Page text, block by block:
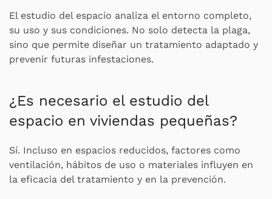
El estudio del espacio analiza el entorno completo,
su uso y sus condiciones. No solo detecta la plaga,
sino que permite diseñar un tratamiento adaptado y
prevenir futuras infestaciones.
¿Es necesario el estudio del
espacio en viviendas pequeñas?
Sí. Incluso en espacios reducidos, factores como
ventilación, hábitos de uso o materiales influyen en
la eficacia del tratamiento y en la prevención.